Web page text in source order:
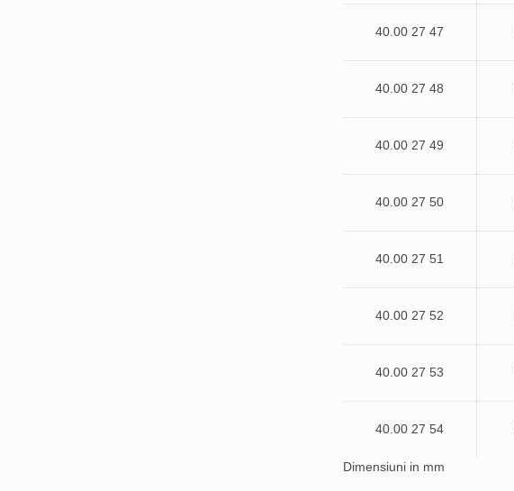
40.00 27 47
40.00 27 48
40.00 27 49
40.00 27 50
40.00 27 51
40.00 27 52
40.00 27 53
40.00 27 54
Dimensiuni in mm